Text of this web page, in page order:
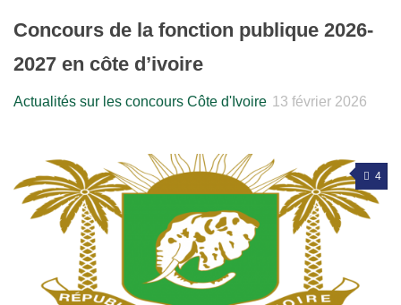
Concours de la fonction publique 2026-
2027 en côte d’ivoire
Actualités sur les concours Côte d'Ivoire 13 février 2026
4